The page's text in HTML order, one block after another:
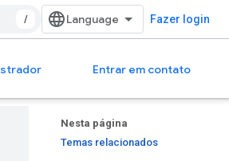
/ Fazer login
Entrar em contato
Nesta página
Temas relacionados